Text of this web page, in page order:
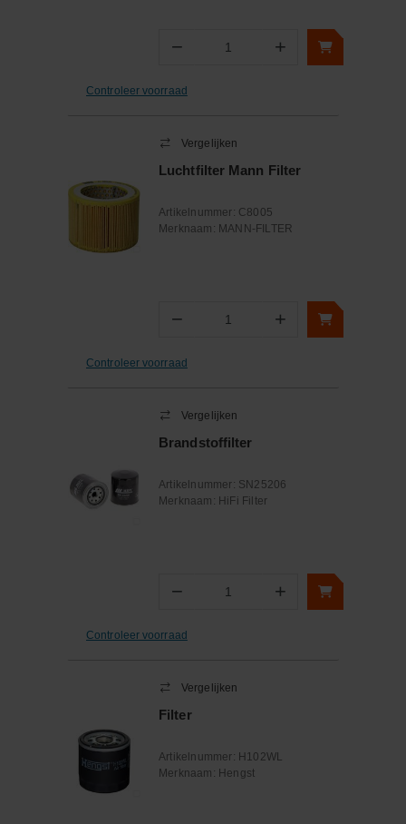
− Aantal +
Controleer voorraad
Vergelijken
Luchtfilter Mann Filter
Artikelnummer: C8005
Merknaam: MANN-FILTER
− Aantal +
Controleer voorraad
Vergelijken
Brandstoffilter
Artikelnummer: SN25206
Merknaam: HiFi Filter
− Aantal +
Controleer voorraad
Vergelijken
Filter
Artikelnummer: H102WL
Merknaam: Hengst